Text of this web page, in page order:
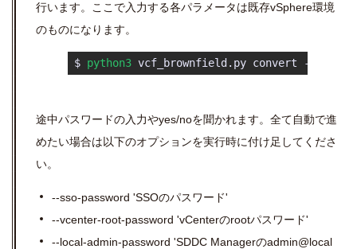
行います。ここで入力する各パラメータは既存vSphere環境
のものになります。
$ python3 vcf_brownfield.py convert --vcenter
途中パスワードの入力やyes/noを聞かれます。全て自動で進
めたい場合は以下のオプションを実行時に付け足してくださ
い。
--sso-password 'SSOのパスワード'
--vcenter-root-password 'vCenterのrootパスワード'
--local-admin-password 'SDDC Managerのadmin@local